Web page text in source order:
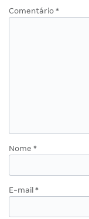
Comentário *
Nome *
E-mail *